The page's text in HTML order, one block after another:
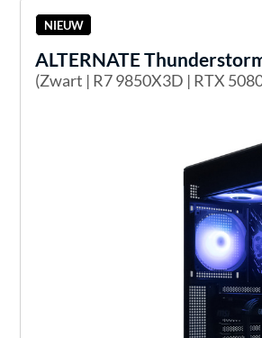
NIEUW
ALTERNATE
(Zwart | R7 9850X3D | RTX